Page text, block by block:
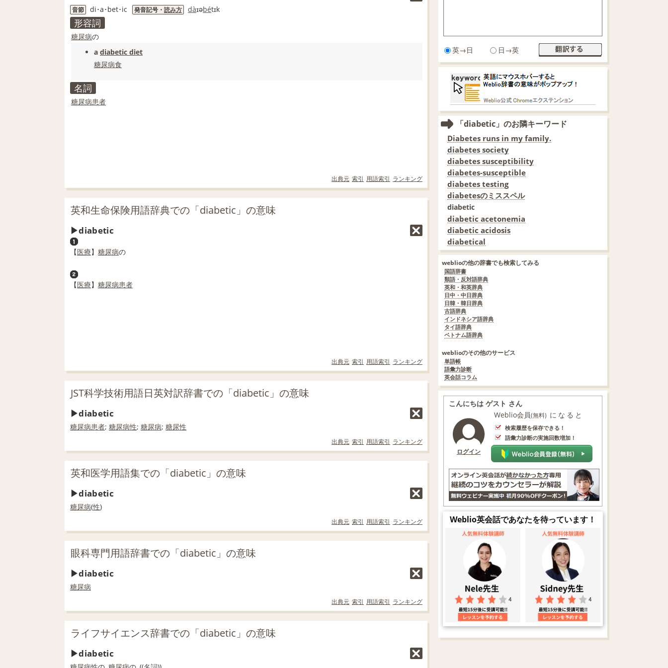
音節 di･a･bet･ic 発音記号・ 読み方 dàɪəbétɪk
形容詞
糖尿病の
a diabetic diet
糖尿病食
名詞
糖尿病患者
出典元 索引 用語索引 ランキング
英和生命保険用語辞典での「diabetic」の意味
diabetic
【医療】 糖尿病の
【医療】 糖尿病患者
出典元 索引 用語索引 ランキング
JST科学技術用語日英対訳辞書での「diabetic」の意味
diabetic
糖尿病患者; 糖尿病性; 糖尿病; 糖尿性
出典元 索引 用語索引 ランキング
英和医学用語集での「diabetic」の意味
diabetic
糖尿病(性)
出典元 索引 用語索引 ランキング
眼科専門用語辞書での「diabetic」の意味
diabetic
糖尿病
出典元 索引 用語索引 ランキング
ライフサイエンス辞書での「diabetic」の意味
diabetic
英→日 日→英
「diabetic」のお隣キーワード
Diabetes runs in my family.
diabetes society
diabetes susceptibility
diabetes-susceptible
diabetes testing
diabetesのミススペル
diabetic
diabetic acetonemia
diabetic acidosis
diabetical
weblioの他の辞書でも検索してみる
国語辞書
類語・反対語辞典
英和・和英辞典
日中・中日辞典
日韓・韓日辞典
古語辞典
インドネシア語辞典
タイ語辞典
ベトナム語辞典
weblioのその他のサービス
単語帳
語彙力診断
英会話コラム
こんにちは ゲスト さん
ログイン
Weblio会員(無料) になると
検索履歴を保存できる！
語彙力診断の実施回数増加！
Weblio英会話であなたを待っています！